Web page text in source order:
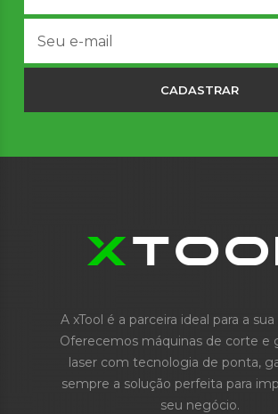
CADASTRAR
A xTool é a parceira ideal para a
Oferecemos máquinas de corte e
laser com tecnologia de ponta,
sempre a solução perfeita para
seu negócio.